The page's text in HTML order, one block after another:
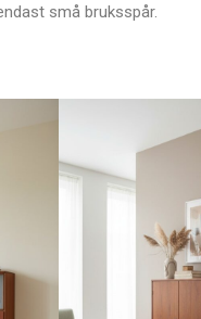
små bruksspår.